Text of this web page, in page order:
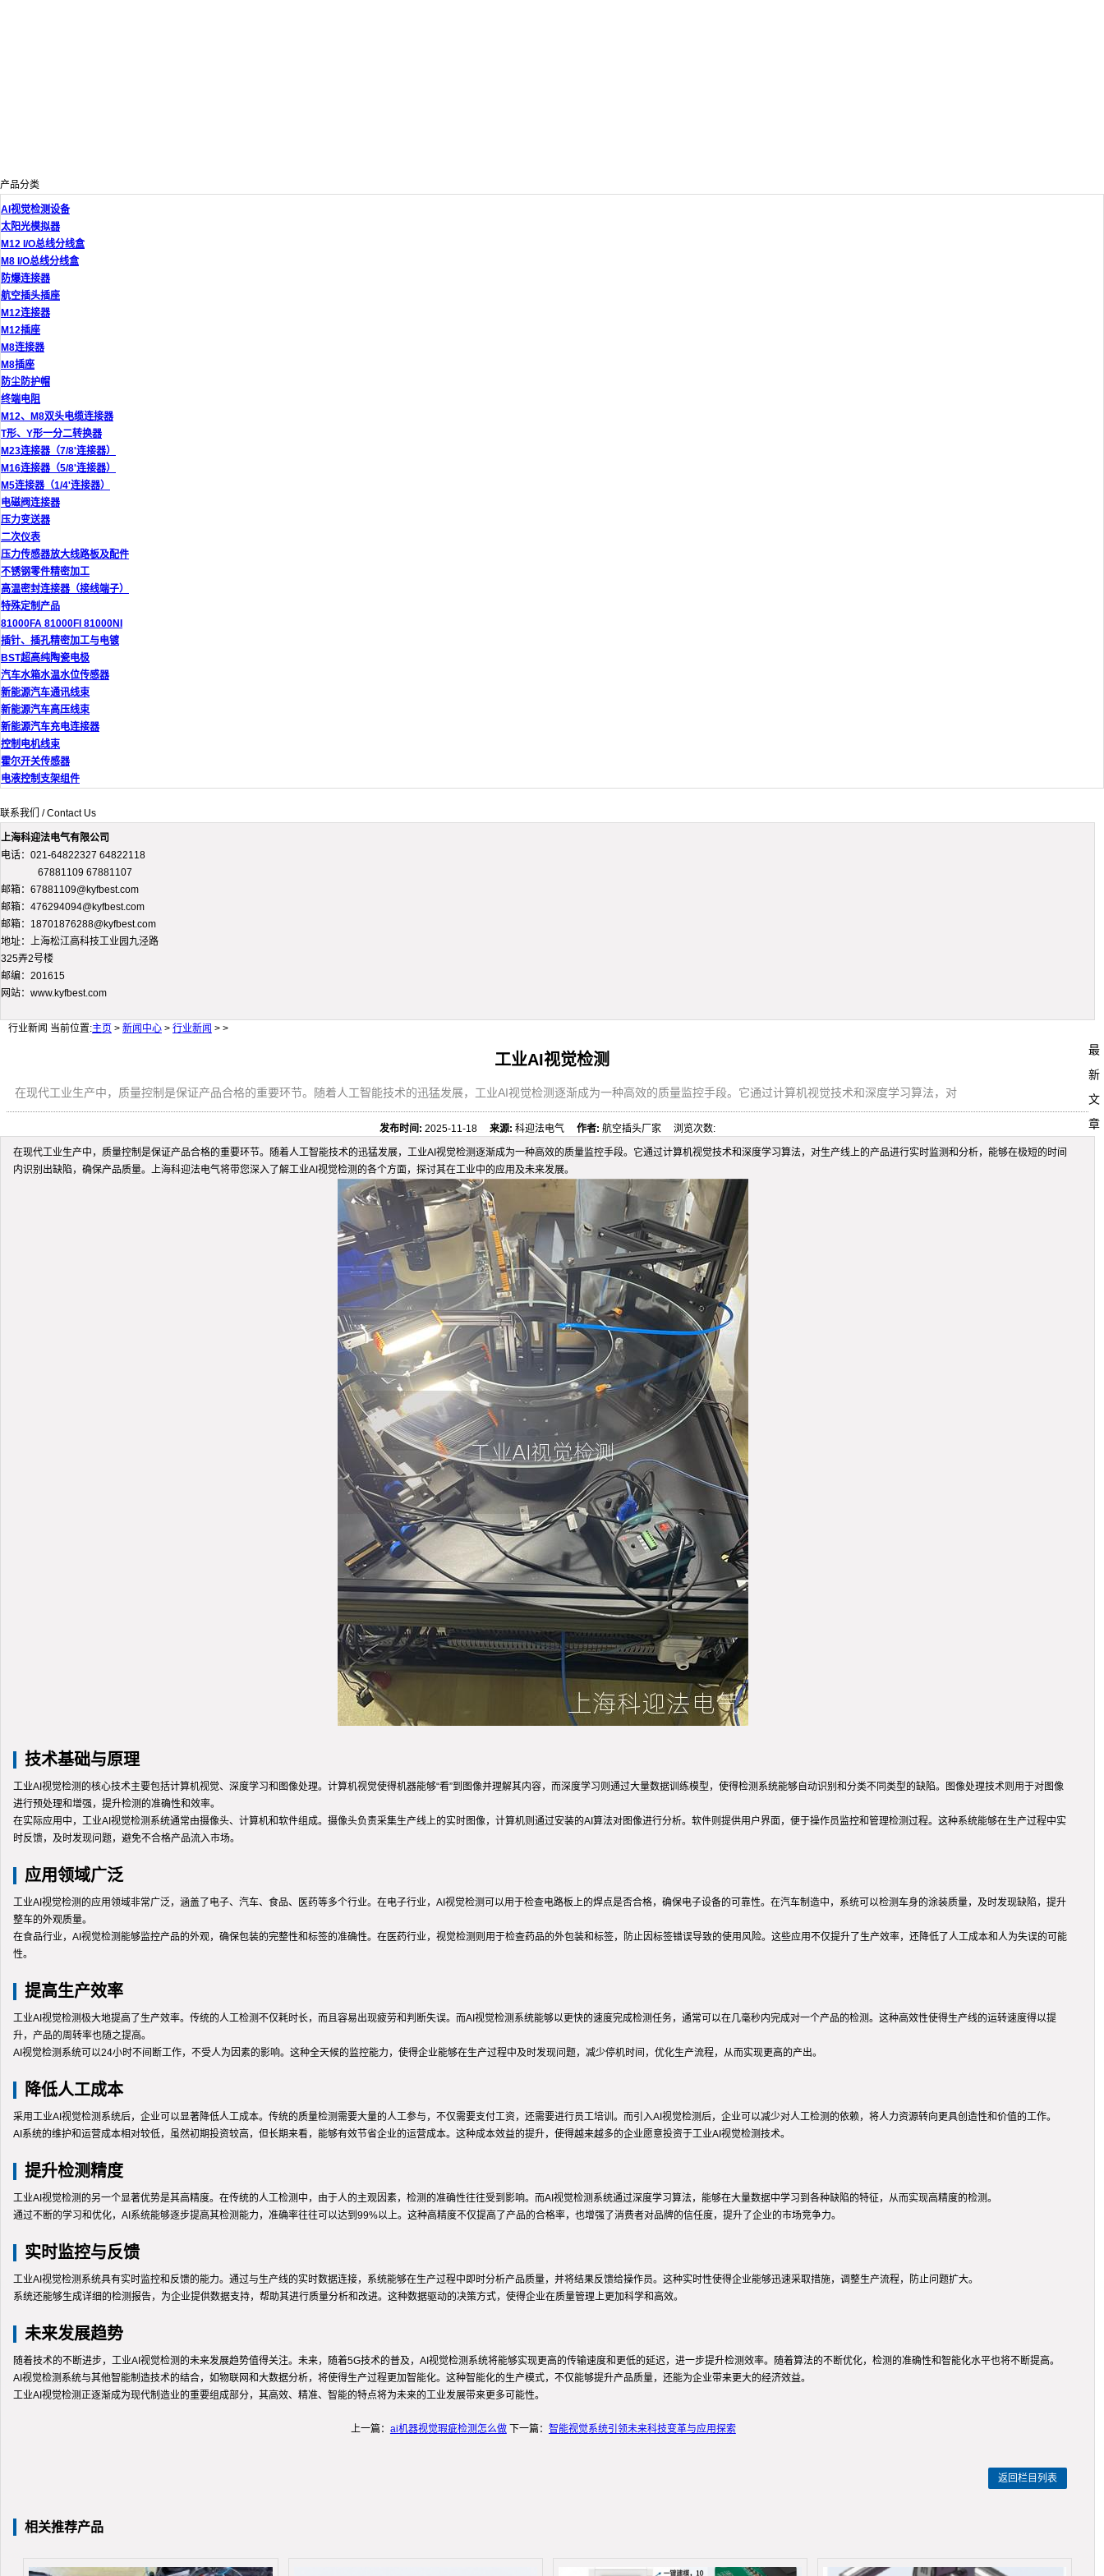
产品分类
AI视觉检测设备
太阳光模拟器
M12 I/O总线分线盒
M8 I/O总线分线盒
防爆连接器
航空插头插座
M12连接器
M12插座
M8连接器
M8插座
防尘防护帽
终端电阻
M12、M8双头电缆连接器
T形、Y形一分二转换器
M23连接器（7/8'连接器）
M16连接器（5/8'连接器）
M5连接器（1/4'连接器）
电磁阀连接器
压力变送器
二次仪表
压力传感器放大线路板及配件
不锈钢零件精密加工
高温密封连接器（接线端子）
特殊定制产品
81000FA 81000FI 81000NI
插针、插孔精密加工与电镀
BST超高纯陶瓷电极
汽车水箱水温水位传感器
新能源汽车通讯线束
新能源汽车高压线束
新能源汽车充电连接器
控制电机线束
霍尔开关传感器
电液控制支架组件
联系我们 / Contact Us
上海科迎法电气有限公司
电话：021-64822327 64822118
67881109 67881107
邮箱：67881109@kyfbest.com
邮箱：476294094@kyfbest.com
邮箱：18701876288@kyfbest.com
地址：上海松江高科技工业园九泾路
325弄2号楼
邮编：201615
网站：www.kyfbest.com
行业新闻 当前位置:主页 > 新闻中心 > 行业新闻 > >
工业AI视觉检测
在现代工业生产中，质量控制是保证产品合格的重要环节。随着人工智能技术的迅猛发展，工业AI视觉检测逐渐成为一种高效的质量监控手段。它通过计算机视觉技术和深度学习算法，对
发布时间: 2025-11-18来源: 科迎法电气作者: 航空插头厂家 浏览次数:
在现代工业生产中，质量控制是保证产品合格的重要环节。随着人工智能技术的迅猛发展，工业AI视觉检测逐渐成为一种高效的质量监控手段。它通过计算机视觉技术和深度学习算法，对生产线上的产品进行实时监测和分析，能够在极短的时间
内识别出缺陷，确保产品质量。上海科迎法电气将带您深入了解工业AI视觉检测的各个方面，探讨其在工业中的应用及未来发展。
技术基础与原理
工业AI视觉检测的核心技术主要包括计算机视觉、深度学习和图像处理。计算机视觉使得机器能够“看”到图像并理解其内容，而深度学习则通过大量数据训练模型，使得检测系统能够自动识别和分类不同类型的缺陷。图像处理技术则用于对图像
进行预处理和增强，提升检测的准确性和效率。
在实际应用中，工业AI视觉检测系统通常由摄像头、计算机和软件组成。摄像头负责采集生产线上的实时图像，计算机则通过安装的AI算法对图像进行分析。软件则提供用户界面，便于操作员监控和管理检测过程。这种系统能够在生产过程中实
时反馈，及时发现问题，避免不合格产品流入市场。
应用领域广泛
工业AI视觉检测的应用领域非常广泛，涵盖了电子、汽车、食品、医药等多个行业。在电子行业，AI视觉检测可以用于检查电路板上的焊点是否合格，确保电子设备的可靠性。在汽车制造中，系统可以检测车身的涂装质量，及时发现缺陷，提升
整车的外观质量。
在食品行业，AI视觉检测能够监控产品的外观，确保包装的完整性和标签的准确性。在医药行业，视觉检测则用于检查药品的外包装和标签，防止因标签错误导致的使用风险。这些应用不仅提升了生产效率，还降低了人工成本和人为失误的可能
性。
提高生产效率
工业AI视觉检测极大地提高了生产效率。传统的人工检测不仅耗时长，而且容易出现疲劳和判断失误。而AI视觉检测系统能够以更快的速度完成检测任务，通常可以在几毫秒内完成对一个产品的检测。这种高效性使得生产线的运转速度得以提
升，产品的周转率也随之提高。
AI视觉检测系统可以24小时不间断工作，不受人为因素的影响。这种全天候的监控能力，使得企业能够在生产过程中及时发现问题，减少停机时间，优化生产流程，从而实现更高的产出。
降低人工成本
采用工业AI视觉检测系统后，企业可以显著降低人工成本。传统的质量检测需要大量的人工参与，不仅需要支付工资，还需要进行员工培训。而引入AI视觉检测后，企业可以减少对人工检测的依赖，将人力资源转向更具创造性和价值的工作。
AI系统的维护和运营成本相对较低，虽然初期投资较高，但长期来看，能够有效节省企业的运营成本。这种成本效益的提升，使得越来越多的企业愿意投资于工业AI视觉检测技术。
提升检测精度
工业AI视觉检测的另一个显著优势是其高精度。在传统的人工检测中，由于人的主观因素，检测的准确性往往受到影响。而AI视觉检测系统通过深度学习算法，能够在大量数据中学习到各种缺陷的特征，从而实现高精度的检测。
通过不断的学习和优化，AI系统能够逐步提高其检测能力，准确率往往可以达到99%以上。这种高精度不仅提高了产品的合格率，也增强了消费者对品牌的信任度，提升了企业的市场竞争力。
实时监控与反馈
工业AI视觉检测系统具有实时监控和反馈的能力。通过与生产线的实时数据连接，系统能够在生产过程中即时分析产品质量，并将结果反馈给操作员。这种实时性使得企业能够迅速采取措施，调整生产流程，防止问题扩大。
系统还能够生成详细的检测报告，为企业提供数据支持，帮助其进行质量分析和改进。这种数据驱动的决策方式，使得企业在质量管理上更加科学和高效。
未来发展趋势
随着技术的不断进步，工业AI视觉检测的未来发展趋势值得关注。未来，随着5G技术的普及，AI视觉检测系统将能够实现更高的传输速度和更低的延迟，进一步提升检测效率。随着算法的不断优化，检测的准确性和智能化水平也将不断提高。
AI视觉检测系统与其他智能制造技术的结合，如物联网和大数据分析，将使得生产过程更加智能化。这种智能化的生产模式，不仅能够提升产品质量，还能为企业带来更大的经济效益。
工业AI视觉检测正逐渐成为现代制造业的重要组成部分，其高效、精准、智能的特点将为未来的工业发展带来更多可能性。
上一篇： ai机器视觉瑕疵检测怎么做下一篇： 智能视觉系统引领未来科技变革与应用探索
返回栏目列表
相关推荐产品
最
新
文
章